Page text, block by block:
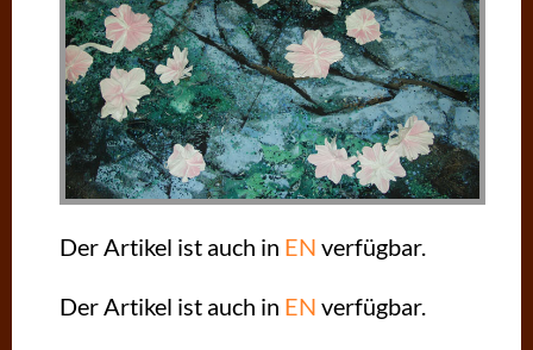
Der Artikel ist auch in EN verfügbar.
Der Artikel ist auch in EN verfügbar.